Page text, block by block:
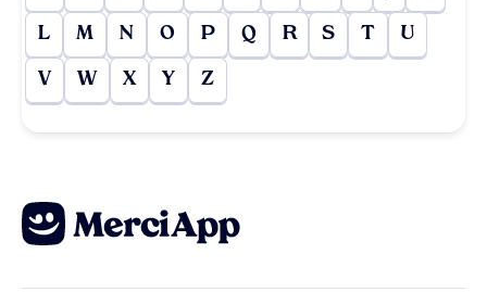
L M N O P Q R S T U
V W X Y Z